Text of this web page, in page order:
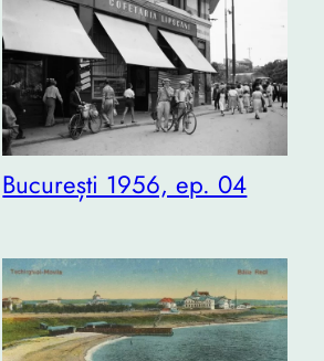
București 1956, ep. 04